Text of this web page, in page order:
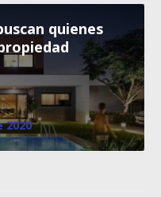
quienes
2020